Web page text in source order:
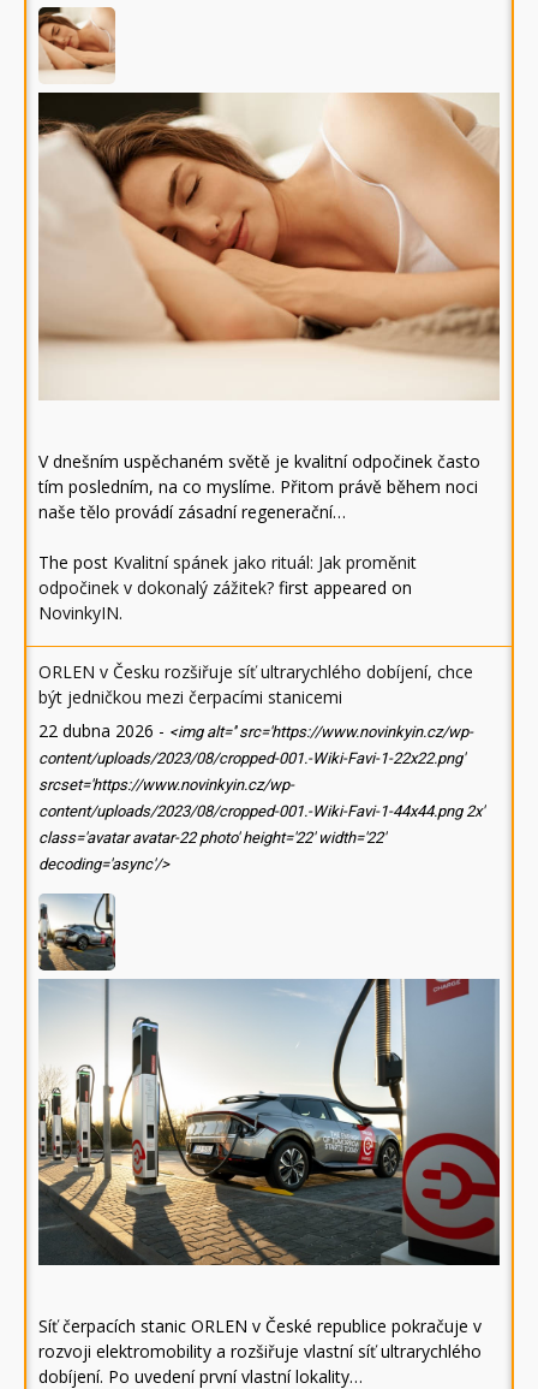
V dnešním uspěchaném světě je kvalitní odpočinek často
tím posledním, na co myslíme. Přitom právě během noci
naše tělo provádí zásadní regenerační…
The post Kvalitní spánek jako rituál: Jak proměnit
odpočinek v dokonalý zážitek? first appeared on
NovinkyIN.
ORLEN v Česku rozšiřuje síť ultrarychlého dobíjení, chce
být jedničkou mezi čerpacími stanicemi
22 dubna 2026 - <img alt='' src='https://www.novinkyin.cz/wp-
content/uploads/2023/08/cropped-001.-Wiki-Favi-1-22x22.png'
srcset='https://www.novinkyin.cz/wp-
content/uploads/2023/08/cropped-001.-Wiki-Favi-1-44x44.png 2x'
class='avatar avatar-22 photo' height='22' width='22'
decoding='async'/>
Síť čerpacích stanic ORLEN v České republice pokračuje v
rozvoji elektromobility a rozšiřuje vlastní síť ultrarychlého
dobíjení. Po uvedení první vlastní lokality…